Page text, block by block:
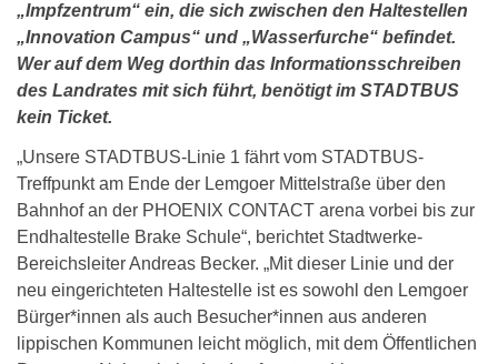
„Impfzentrum“ ein, die sich zwischen den Haltestellen
„Innovation Campus“ und „Wasserfurche“ befindet.
Wer auf dem Weg dorthin das Informationsschreiben
des Landrates mit sich führt, benötigt im STADTBUS
kein Ticket.
„Unsere STADTBUS-Linie 1 fährt vom STADTBUS-
Treffpunkt am Ende der Lemgoer Mittelstraße über den
Bahnhof an der PHOENIX CONTACT arena vorbei bis zur
Endhaltestelle Brake Schule“, berichtet Stadtwerke-
Bereichsleiter Andreas Becker. „Mit dieser Linie und der
neu eingerichteten Haltestelle ist es sowohl den Lemgoer
Bürger*innen als auch Besucher*innen aus anderen
lippischen Kommunen leicht möglich, mit dem Öffentlichen